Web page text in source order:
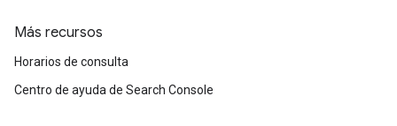
Más recursos
Horarios de consulta
Centro de ayuda de Search Console